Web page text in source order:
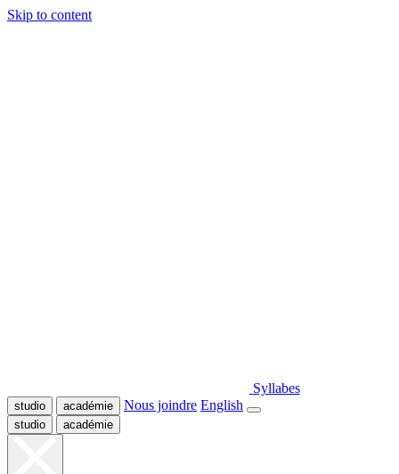
Skip to content
Syllabes
studio académie Nous joindre English
studio académie